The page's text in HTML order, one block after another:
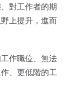
對工作者的期
上提升，進而
作職位、無法
、更低階的工